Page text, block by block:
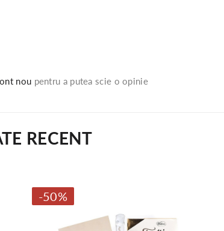
nou pentru a putea scie o opinie
RECENT
-50%